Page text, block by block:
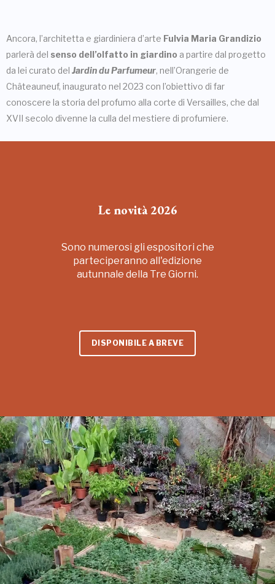
Ancora, l’architetta e giardiniera d’arte Fulvia Maria Grandizio
parlerà del senso dell’olfatto in giardino a partire dal progetto
da lei curato del Jardin du Parfumeur, nell’Orangerie de
Châteauneuf, inaugurato nel 2023 con l’obiettivo di far
conoscere la storia del profumo alla corte di Versailles, che dal
XVII secolo divenne la culla del mestiere di profumiere.
Le novità 2026
Sono numerosi gli espositori che
parteciperanno all'edizione
autunnale della Tre Giorni.
DISPONIBILE A BREVE